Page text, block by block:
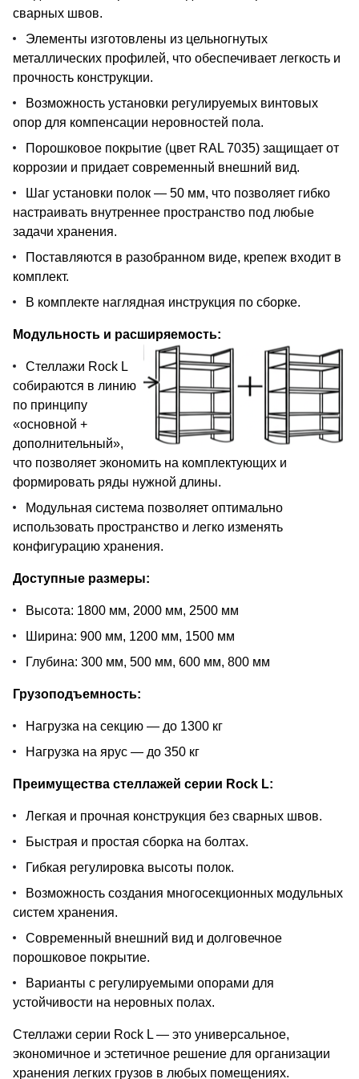
сварных швов.
Элементы изготовлены из цельногнутых
металлических профилей, что обеспечивает легкость и
прочность конструкции.
Возможность установки регулируемых винтовых
опор для компенсации неровностей пола.
Порошковое покрытие (цвет RAL 7035) защищает от
коррозии и придает современный внешний вид.
Шаг установки полок — 50 мм, что позволяет гибко
настраивать внутреннее пространство под любые
задачи хранения.
Поставляются в разобранном виде, крепеж входит в
комплект.
В комплекте наглядная инструкция по сборке.
Модульность и расширяемость:
Стеллажи Rock L
собираются в линию
по принципу
«основной +
дополнительный»,
что позволяет экономить на комплектующих и
формировать ряды нужной длины.
Модульная система позволяет оптимально
использовать пространство и легко изменять
конфигурацию хранения.
Доступные размеры:
Высота: 1800 мм, 2000 мм, 2500 мм
Ширина: 900 мм, 1200 мм, 1500 мм
Глубина: 300 мм, 500 мм, 600 мм, 800 мм
Грузоподъемность:
Нагрузка на секцию — до 1300 кг
Нагрузка на ярус — до 350 кг
Преимущества стеллажей серии Rock L:
Легкая и прочная конструкция без сварных швов.
Быстрая и простая сборка на болтах.
Гибкая регулировка высоты полок.
Возможность создания многосекционных модульных
систем хранения.
Современный внешний вид и долговечное
порошковое покрытие.
Варианты с регулируемыми опорами для
устойчивости на неровных полах.
Стеллажи серии Rock L — это универсальное,
экономичное и эстетичное решение для организации
хранения легких грузов в любых помещениях.